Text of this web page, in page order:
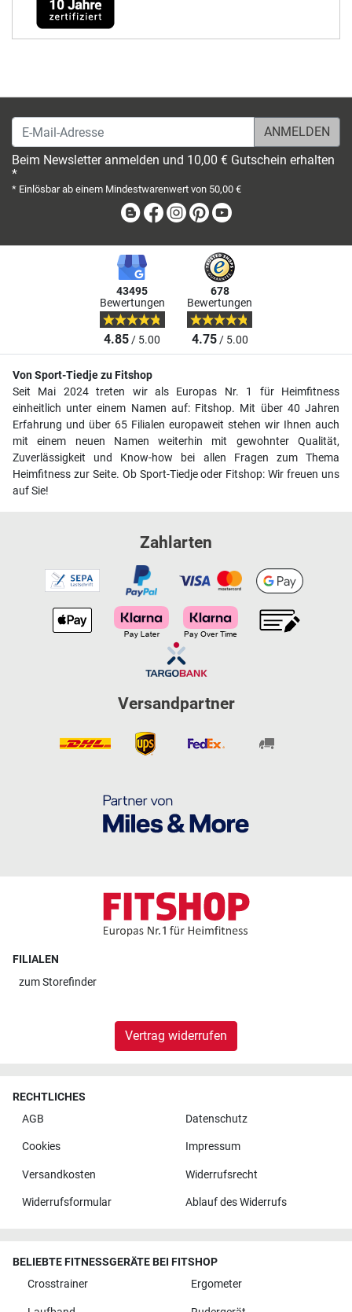
E-Mail-Adresse
Beim Newsletter anmelden und 10,00 € Gutschein erhalten
*
* Einlösbar ab einem Mindestwarenwert von 50,00 €
BlogFacebook
Instagram
Pinterest
43495
Bewertungen
4.85/ 5.00
678
Bewertungen
4.75/ 5.00
Von Sport-Tiedje zu Fitshop
Seit Mai 2024 treten wir als Europas Nr. 1 für Heimfitness
einheitlich unter einem Namen auf: Fitshop. Mit über 40 Jahren
Erfahrung und über 65 Filialen europaweit stehen wir Ihnen auch
mit einem neuen Namen weiterhin mit gewohnter Qualität,
Zuverlässigkeit und Know-how bei allen Fragen zum Thema
Heimfitness zur Seite. Ob Sport-Tiedje oder Fitshop: Wir freuen uns
auf Sie!
Zahlarten
Versandpartner
FILIALEN
zumStorefinder
Vertrag widerrufen
RECHTLICHES
AGB
Datenschutz
Cookies Impressum
Versandkosten Widerrufsrecht
Widerrufsformular Ablauf des Widerrufs
BELIEBTE FITNESSGERÄTE BEI FITSHOP
Crosstrainer
Ergometer